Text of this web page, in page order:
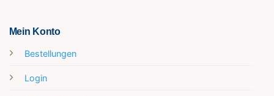
Mein Konto
Bestellungen
Login